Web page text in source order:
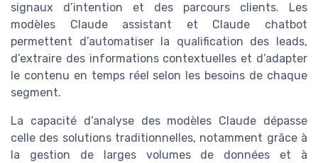
signaux d’intention et des parcours clients. Les
modèles Claude assistant et Claude chatbot
permettent d’automatiser la qualification des leads,
d’extraire des informations contextuelles et d’adapter
le contenu en temps réel selon les besoins de chaque
segment.
La capacité d’analyse des modèles Claude dépasse
celle des solutions traditionnelles, notamment grâce à
la gestion de larges volumes de données et à